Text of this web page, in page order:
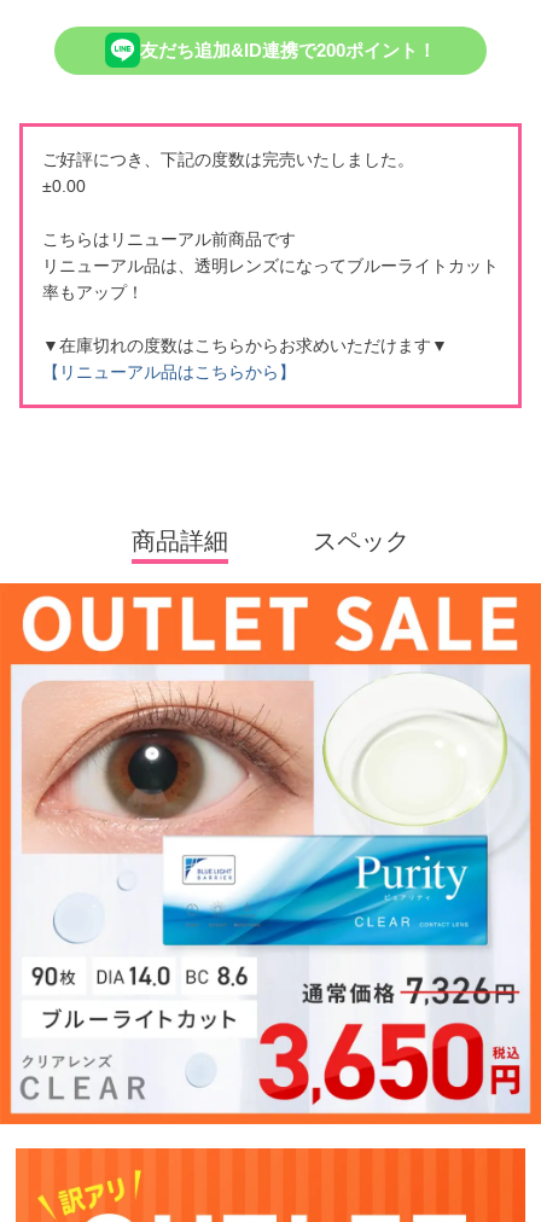
友だち追加&ID連携で200ポイント！
ご好評につき、下記の度数は完売いたしました。
±0.00
こちらはリニューアル前商品です
リニューアル品は、透明レンズになってブルーライトカット
率もアップ！
▼在庫切れの度数はこちらからお求めいただけます▼
【リニューアル品はこちらから】
商品詳細 スペック